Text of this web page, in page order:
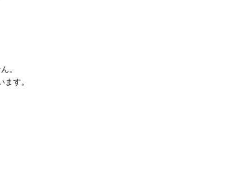
。
す。